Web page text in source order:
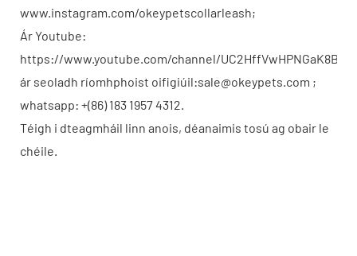
www.instagram.com/okeypetscollarleash;
Ár Youtube:
https://www.youtube.com/channel/
ár seoladh ríomhphoist oifigiúil:sale@okeypets.com ;
whatsapp: +(86) 183 1957 4312.
Téigh i dteagmháil linn anois, déanaimis tosú ag obair le
chéile.